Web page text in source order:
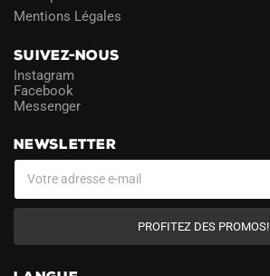
Mentions Légales
SUIVEZ-NOUS
Instagram
Facebook
Messenger
NEWSLETTER
PROFITEZ DES PROMOS!